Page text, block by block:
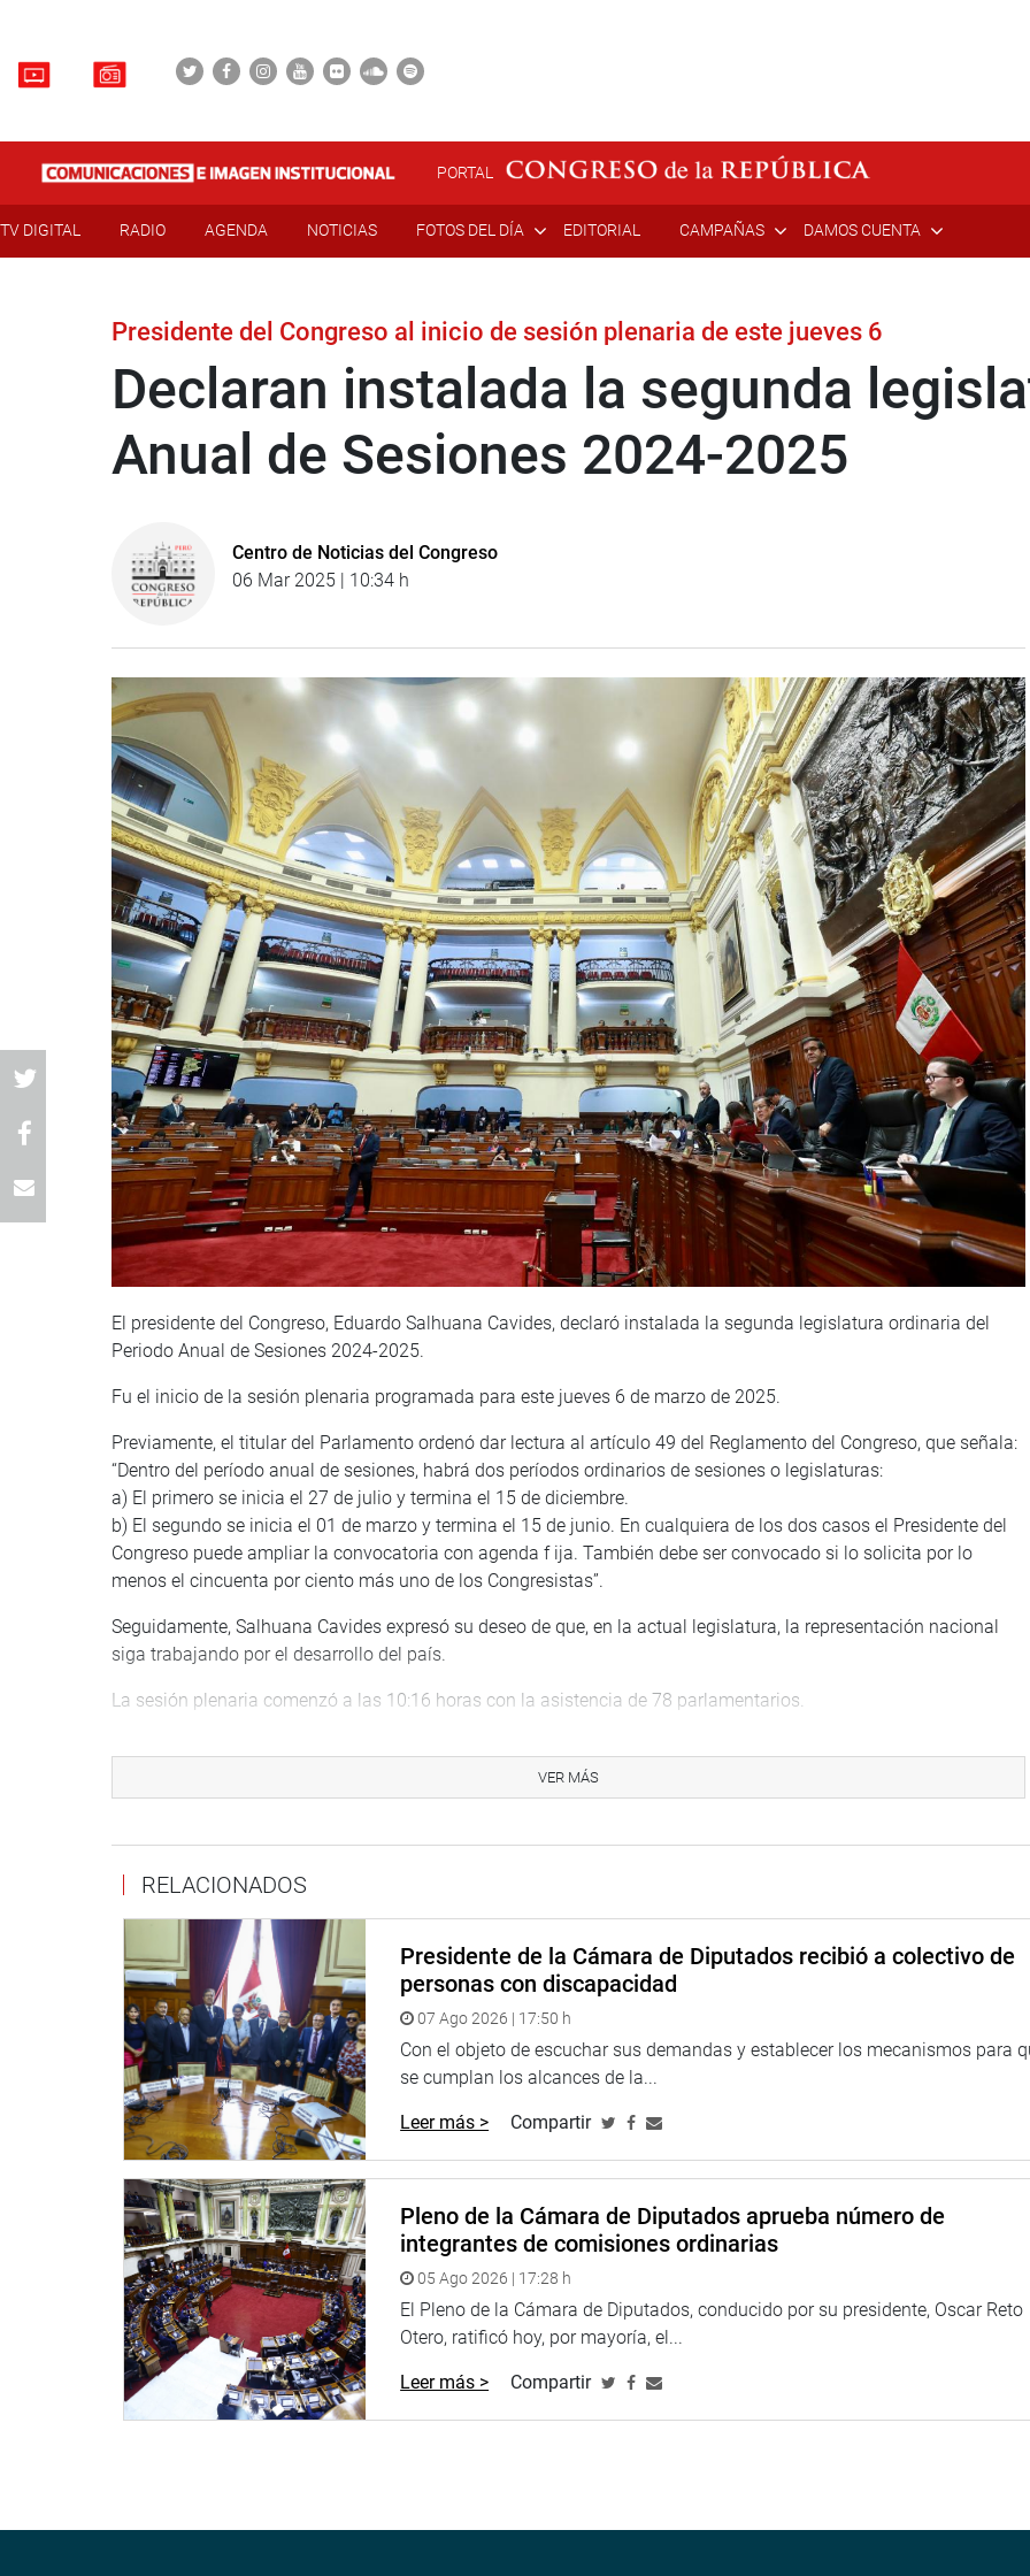
PORTAL
TV DIGITAL RADIO AGENDA NOTICIAS FOTOS DEL DÍA EDITORIAL CAMPAÑAS DAMOS CUENTA
Presidente del Congreso al inicio de sesión plenaria de este jueves 6
Declaran instalada la segunda
Anual de Sesiones 2024-2025
Centro de Noticias del Congreso
06 Mar 2025 | 10:34 h
El presidente del Congreso, Eduardo Salhuana Cavides, declaró instalada la segunda legislatura ordinaria del
Periodo Anual de Sesiones 2024-2025.
Fu el inicio de la sesión plenaria programada para este jueves 6 de marzo de 2025.
Previamente, el titular del Parlamento ordenó dar lectura al artículo 49 del Reglamento del Congreso, que señala:
“Dentro del período anual de sesiones, habrá dos períodos ordinarios de sesiones o legislaturas:
a) El primero se inicia el 27 de julio y termina el 15 de diciembre.
b) El segundo se inicia el 01 de marzo y termina el 15 de junio. En cualquiera de los dos casos el Presidente del
Congreso puede ampliar la convocatoria con agenda f ija. También debe ser convocado si lo solicita por lo
menos el cincuenta por ciento más uno de los Congresistas”.
Seguidamente, Salhuana Cavides expresó su deseo de que, en la actual legislatura, la representación nacional
siga trabajando por el desarrollo del país.
La sesión plenaria comenzó a las 10:16 horas con la asistencia de 78 parlamentarios.
VER MÁS
RELACIONADOS
Presidente de la Cámara de Diputados recibió a colectivo de
personas con discapacidad
07 Ago 2026 | 17:50 h
Con el objeto de escuchar sus demandas y establecer los mecanismos para
se cumplan los alcances de la...
Leer más > Compartir
Pleno de la Cámara de Diputados aprueba número de
integrantes de comisiones ordinarias
05 Ago 2026 | 17:28 h
El Pleno de la Cámara de Diputados, conducido por su presidente, Oscar Reto
Otero, ratificó hoy, por mayoría, el...
Leer más > Compartir